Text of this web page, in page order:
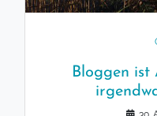
Bloggen